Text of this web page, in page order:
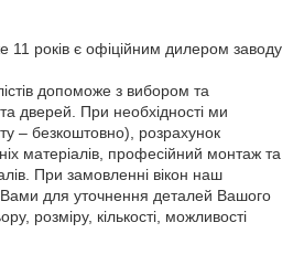
11 років є офіційним дилером заводу
допоможе з вибором та
дверей. При необхідності ми
– безкоштовно), розрахунок
матеріалів, професійний монтаж та
При замовленні вікон наш
для уточнення деталей Вашого
розміру, кількості, можливості